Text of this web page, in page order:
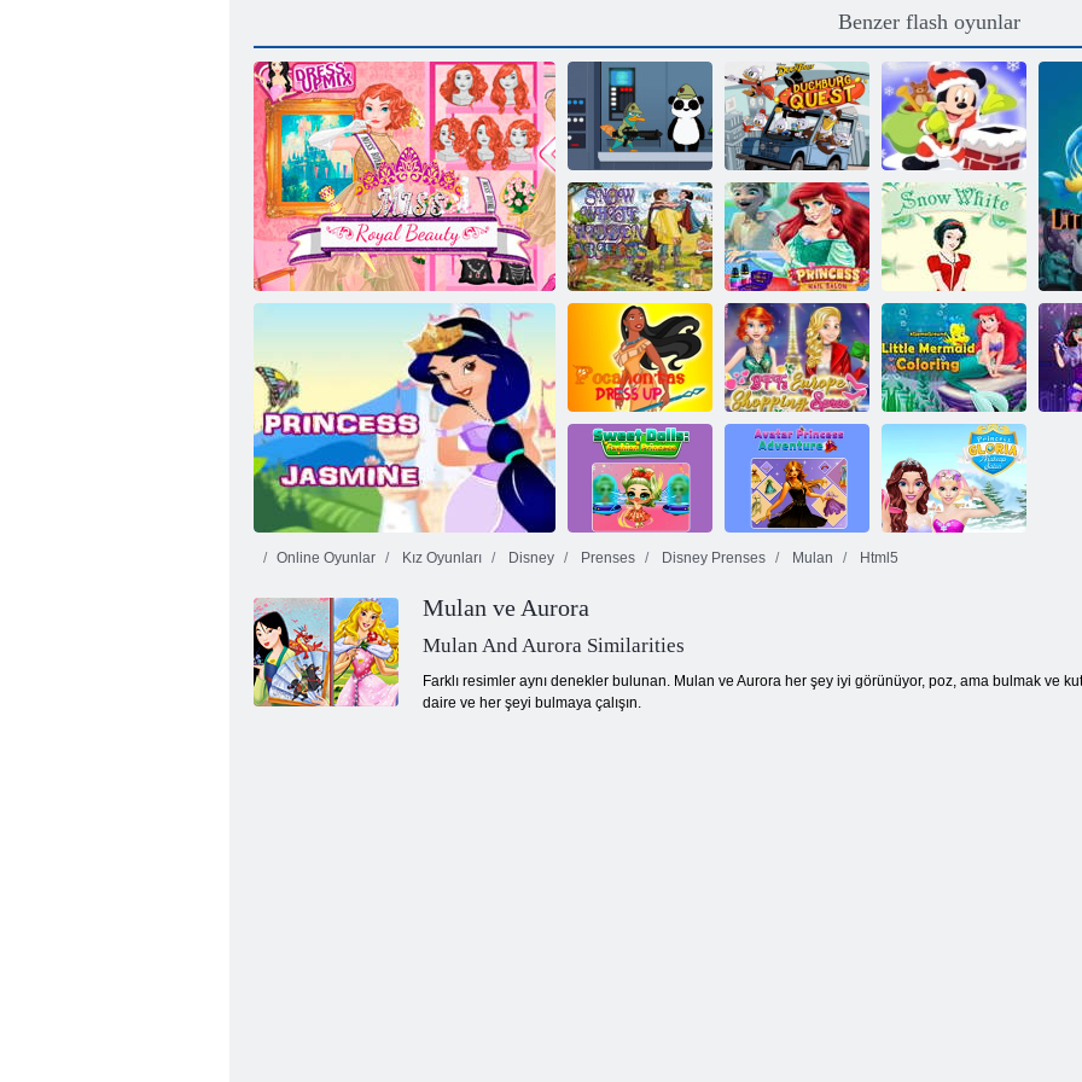
Benzer flash oyunlar
Bayan Royal Güzellik
Phineas ve Ferb
Star savaşları
Agent P Rebel
Spy
Disney
DuckTales
Duckburg
Görev
Disney Noel
Yapboz
Pamuk Prenses
gizli nesneler
Disney Prenses
Tırnak Salonu
Pamuk Prenses
Pocahontas
Giydirme
BFF Avrupa
Alışveriş
Çılgınlığı
4GameGround
Küçük Deniz
Kızı Boyama
Online Oyunlar Kız Oyunları Disney Prenses Disney Prenses Mulan Html5
Mulan ve Aurora
Mulan And Aurora Similarities
Farklı resimler aynı denekler bulunan. Mulan ve Aurora her şey iyi görünüyor, poz, ama bulmak ve
daire ve her şeyi bulmaya çalışın.